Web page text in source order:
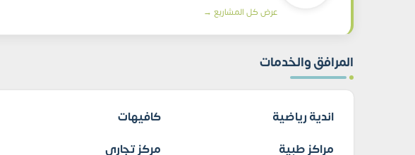
عرض كل المشاريع →
المرافق والخدمات
اندية رياضية كافيهات
مراكز طبية
مركز تجاري